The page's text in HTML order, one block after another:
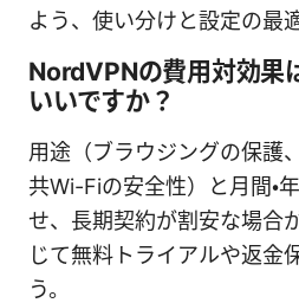
よう、使い分けと設定の最
NordVPNの費用対効果
いいですか？
用途（ブラウジングの保護
共Wi-Fiの安全性）と月間・
せ、長期契約が割安な場合
じて無料トライアルや返金
う。